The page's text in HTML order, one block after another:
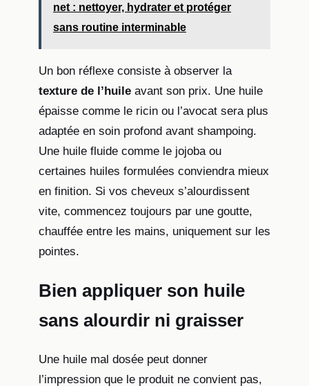
net : nettoyer, hydrater et protéger
sans routine interminable
Un bon réflexe consiste à observer la
texture de l’huile avant son prix. Une huile
épaisse comme le ricin ou l’avocat sera plus
adaptée en soin profond avant shampoing.
Une huile fluide comme le jojoba ou
certaines huiles formulées conviendra mieux
en finition. Si vos cheveux s’alourdissent
vite, commencez toujours par une goutte,
chauffée entre les mains, uniquement sur les
pointes.
Bien appliquer son huile
sans alourdir ni graisser
Une huile mal dosée peut donner
l’impression que le produit ne convient pas,